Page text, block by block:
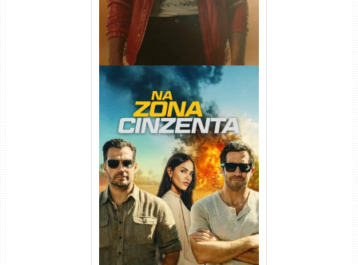
Na Zona Cinzenta Torrent
(2026) WEB-DL 1080p/4K
Dual Áudio